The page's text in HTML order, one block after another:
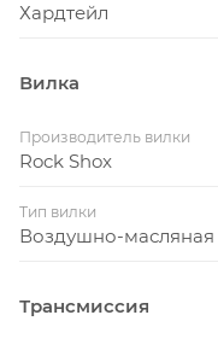
Хардтейл
Вилка
Производитель вилки
Rock Shox
Тип вилки
Воздушно-масляная
Трансмиссия